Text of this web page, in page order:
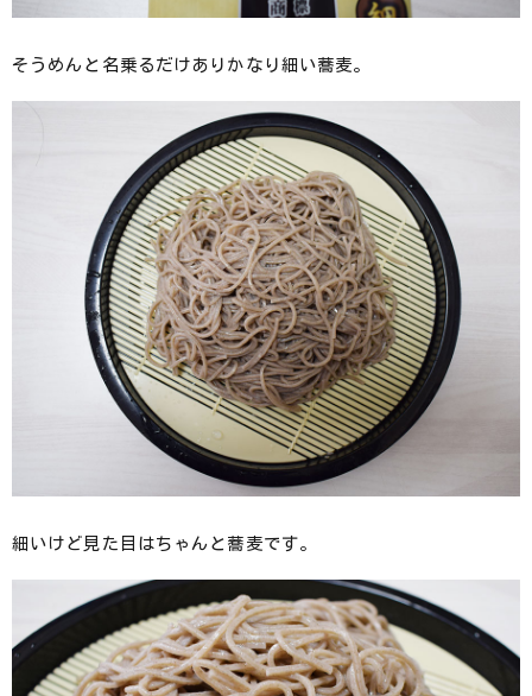
そうめんと名乗るだけありかなり細い蕎麦。
細いけど見た目はちゃんと蕎麦です。